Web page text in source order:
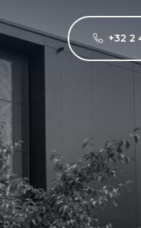
+32 2